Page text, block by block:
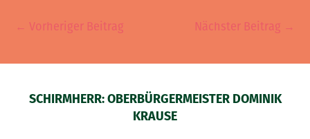
← Vorheriger Beitrag Nächster Beitrag →
SCHIRMHERR: OBERBÜRGERMEISTER DOMINIK
KRAUSE